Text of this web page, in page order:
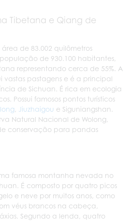
Tibetana e Qiang de
de 83.002 quilômetros
de 930.100 habitantes,
representando cerca de 55%. A
vastas pastagens e é a principal
de Sichuan. É rica em ecologia
Possui famosos pontos turísticos
, Jiuzhaigou e Siguniangshan.
Natural Nacional de Wolong,
conservação para pandas
famosa montanha nevada no
É composto por quatro picos
e neve por muitos anos, como
véus brancos na cabeça,
Segundo a lenda, quatro